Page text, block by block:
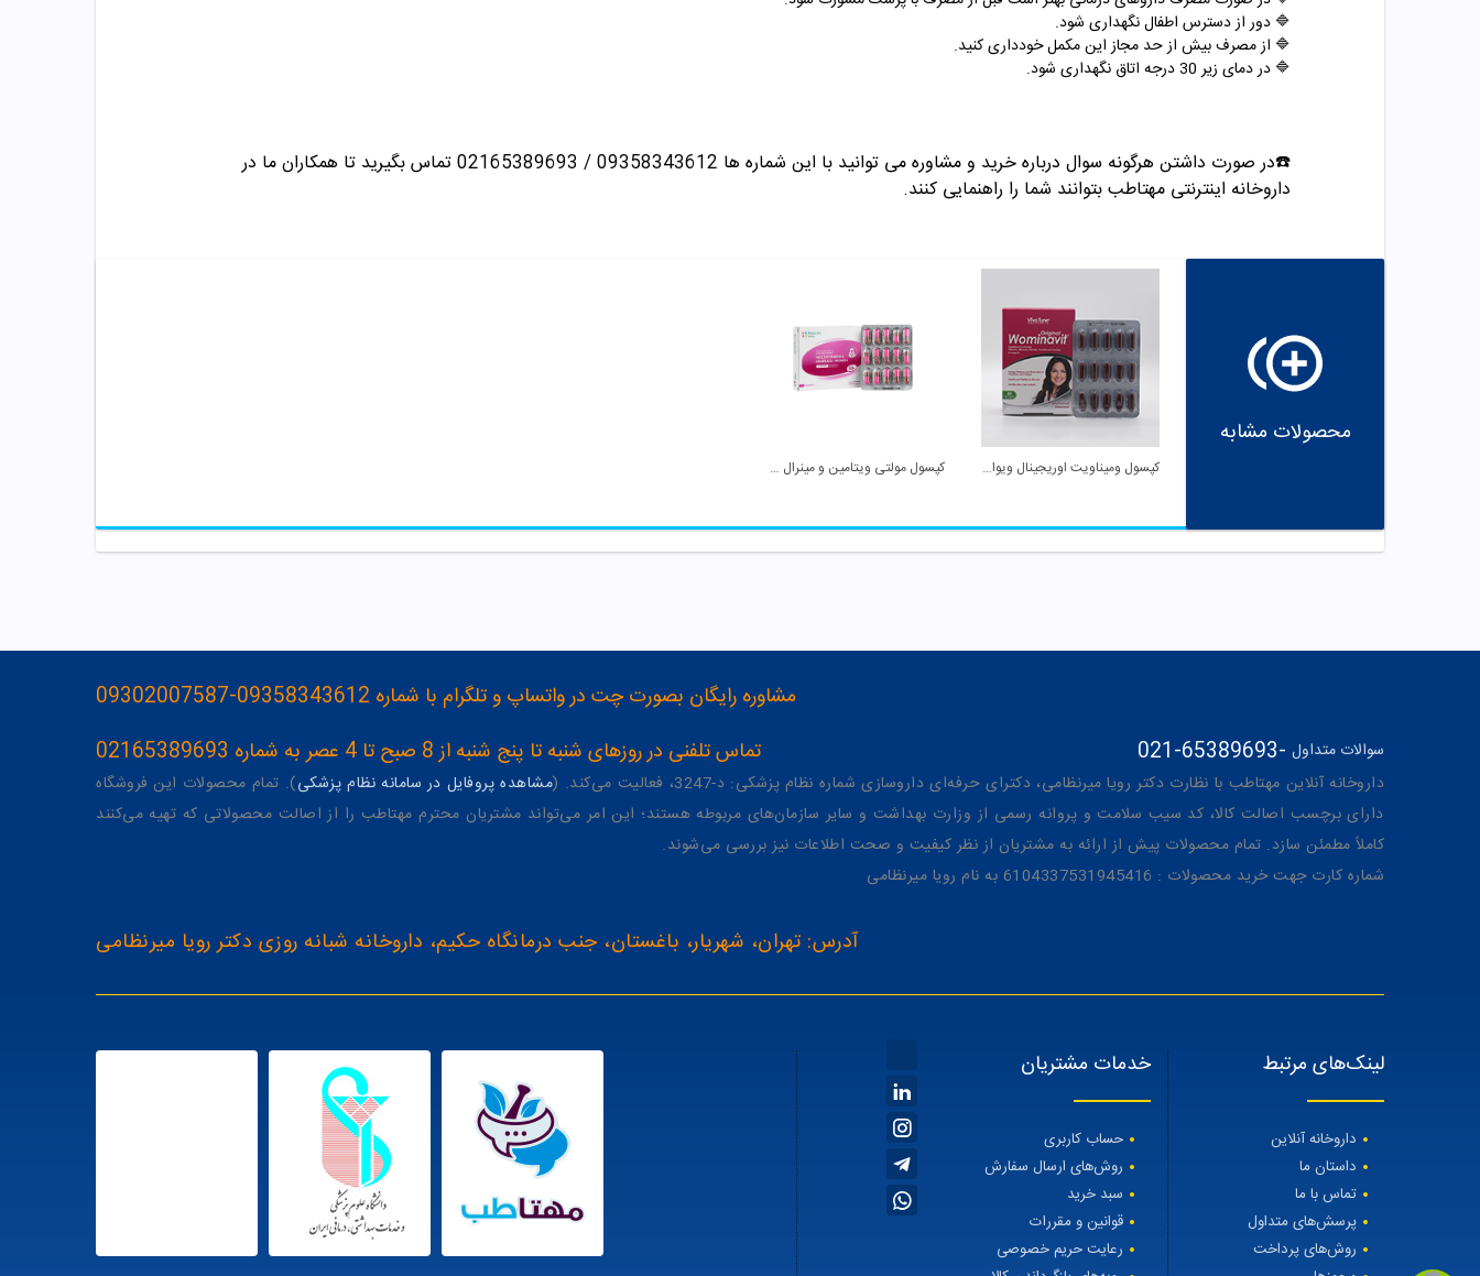
🔷 دور از دسترس اطفال نگهداری شود.
🔷 از مصرف بیش از حد مجاز این مکمل خودداری کنید.
🔷 در دمای زیر 30 درجه اتاق نگهداری شود.
☎️در صورت داشتن هرگونه سوال درباره خرید و مشاوره می توانید با این شماره ها 09358343612 / 02165389693 تماس بگیرید تا همکاران ما در
داروخانه اینترنتی مهتاطب بتوانند شما را راهنمایی کنند.
محصولات مشابه
کپسول ومیناویت اوریجینال ویواتیون کپسول مولتی ویتامین و مینرال بانوان بالای 50 ...
مشاوره رایگان بصورت چت در واتساپ و تلگرام با شماره 09358343612-09302007587
تماس تلفنی در روزهای شنبه تا پنج شنبه از 8 صبح تا 4 عصر به شماره 02165389693
021-65389693 سوالات متداول -
داروخانه آنلاین مهتاطب با نظارت دکتر رویا میرنظامی، دکترای حرفه‌ای داروسازی شماره نظام پزشکی: د-3247، فعالیت می‌کند. ( مشاهده پروفایل در سامانه نظام پزشکی). تمام محصولات این فروشگاه
دارای برچسب اصالت کالا، کد سیب سلامت و پروانه رسمی از وزارت بهداشت و سایر سازمان‌های مربوطه هستند؛ این امر می‌تواند مشتریان محترم مهتاطب را از اصالت محصولاتی که تهیه می‌کنند
کاملاً مطمئن سازد. تمام محصولات پیش از ارائه به مشتریان از نظر کیفیت و صحت اطلاعات نیز بررسی می‌شوند.
شماره کارت جهت خرید محصولات : 6104337531945416 به نام رویا میرنظامی
آدرس: تهران، شهریار، باغستان، جنب درمانگاه حکیم، داروخانه شبانه روزی دکتر رویا میرنظامی
لینک‌های مرتبط
داروخانه آنلاین
داستان ما
تماس با ما
پرسش‌های متداول
روش‌های پرداخت
خدمات مشتریان
حساب کاربری
روش‌های ارسال سفارش
سبد خرید
قوانین و مقررات
رعایت حریم خصوصی